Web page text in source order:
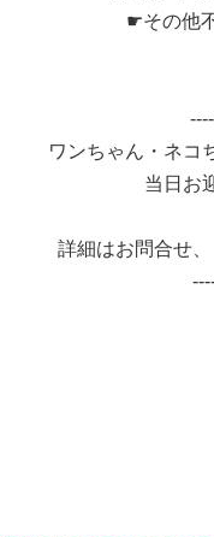
☛その他
ワンちゃん・ネコ
当日お
詳細はお問合せ